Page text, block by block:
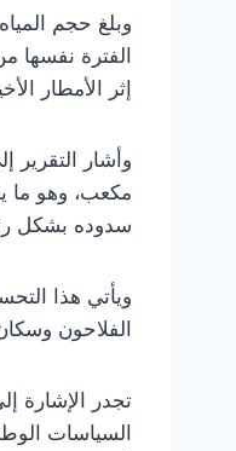
إثر الأمطار
سدوده بشكل
ويأتي هذا
الفلاحون
تجدر الإشارة
السياسات